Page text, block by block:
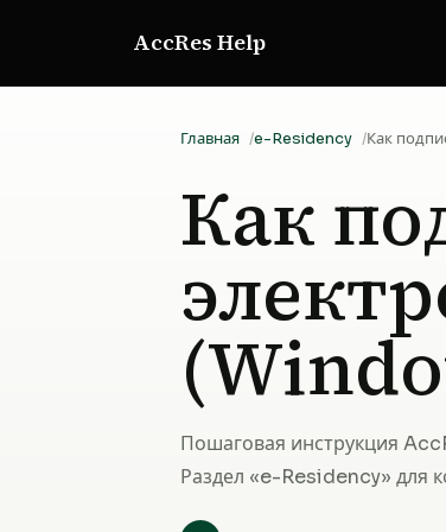
AccRes Help
Главная e-Residency Как
Как
Пошаговая инструкция
Раздел «e-Residency» для